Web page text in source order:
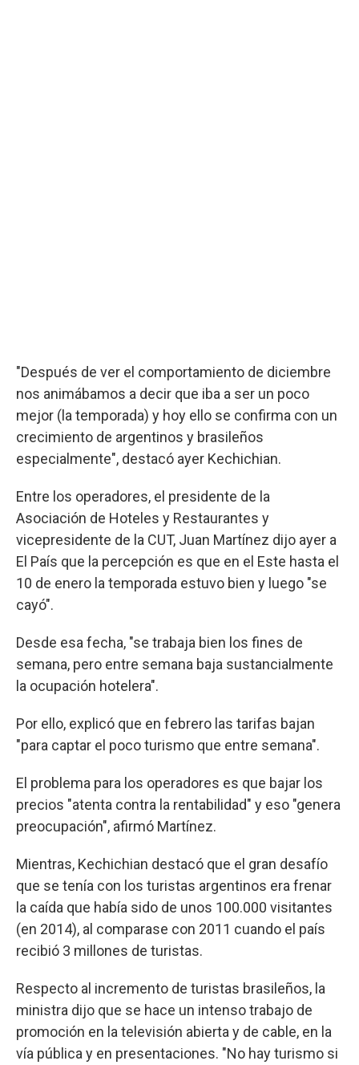
"Después de ver el comportamiento de diciembre
nos animábamos a decir que iba a ser un poco
mejor (la temporada) y hoy ello se confirma con un
crecimiento de argentinos y brasileños
especialmente", destacó ayer Kechichian.
Entre los operadores, el presidente de la
Asociación de Hoteles y Restaurantes y
vicepresidente de la CUT, Juan Martínez dijo ayer a
El País que la percepción es que en el Este hasta el
10 de enero la temporada estuvo bien y luego "se
cayó".
Desde esa fecha, "se trabaja bien los fines de
semana, pero entre semana baja sustancialmente
la ocupación hotelera".
Por ello, explicó que en febrero las tarifas bajan
"para captar el poco turismo que entre semana".
El problema para los operadores es que bajar los
precios "atenta contra la rentabilidad" y eso "genera
preocupación", afirmó Martínez.
Mientras, Kechichian destacó que el gran desafío
que se tenía con los turistas argentinos era frenar
la caída que había sido de unos 100.000 visitantes
(en 2014), al comparase con 2011 cuando el país
recibió 3 millones de turistas.
Respecto al incremento de turistas brasileños, la
ministra dijo que se hace un intenso trabajo de
promoción en la televisión abierta y de cable, en la
vía pública y en presentaciones. "No hay turismo si